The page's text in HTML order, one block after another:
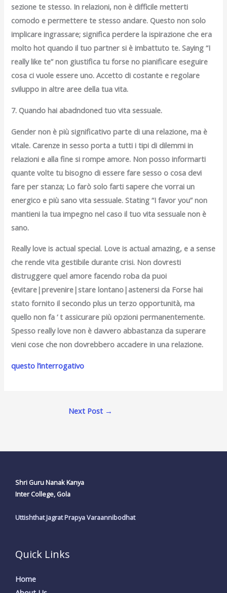
sezione te stesso. In relazioni, non è difficile metterti
comodo e permettere te stesso andare. Questo non solo
implicare ingrassare; significa perdere la ispirazione che era
molto hot quando il tuo partner si è imbattuto te. Saying “I
really like te” non giustifica tu forse no pianificare eseguire
cosa ci vuole essere uno. Accetto di costante e regolare
sviluppo in altre aree della tua vita.
7. Quando hai abadndoned tuo vita sessuale.
Gender non è più significativo parte di una relazione, ma è
vitale. Carenze in sesso porta a tutti i tipi di dilemmi in
relazioni e alla fine si rompe amore. Non posso informarti
quante volte tu bisogno di essere fare sesso o cosa devi
fare per stanza; Lo farò solo farti sapere che vorrai un
energico e più sano vita sessuale. Stating “I favor you” non
mantieni la tua impegno nel caso il tuo vita sessuale non è
sano.
Really love is actual special. Love is actual amazing, e a sense
che rende vita gestibile durante crisi. Non dovresti
distruggere quel amore facendo roba da puoi
{evitare|prevenire|stare lontano|astenersi da Forse hai
stato fornito il secondo plus un terzo opportunità, ma
quello non fa ‘ t assicurare più opzioni permanentemente.
Spesso really love non è davvero abbastanza da superare
vieni cose che non dovrebbero accadere in una relazione.
questo l’interrogativo
Next Post →
Shri Guru Nanak Kanya
Inter College, Gola
Uttishthat Jagrat Prapya Varaannibodhat
Quick Links
Home